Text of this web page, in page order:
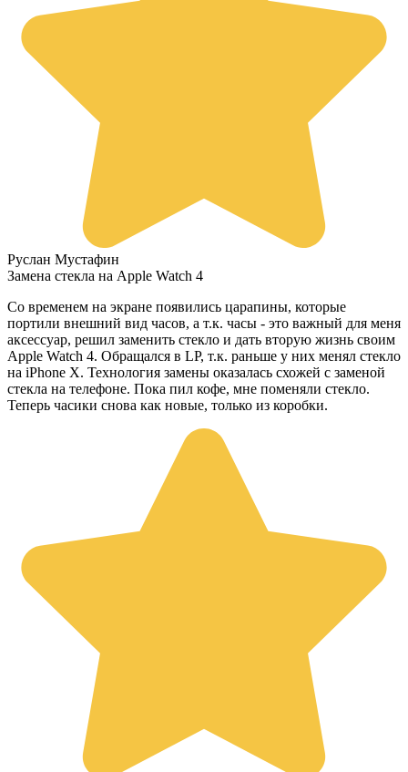
Руслан Мустафин
Замена стекла на Apple Watch 4
Со временем на экране появились царапины, которые
портили внешний вид часов, а т.к. часы - это важный для меня
аксессуар, решил заменить стекло и дать вторую жизнь своим
Apple Watch 4. Обращался в LP, т.к. раньше у них менял стекло
на iPhone X. Технология замены оказалась схожей с заменой
стекла на телефоне. Пока пил кофе, мне поменяли стекло.
Теперь часики снова как новые, только из коробки.